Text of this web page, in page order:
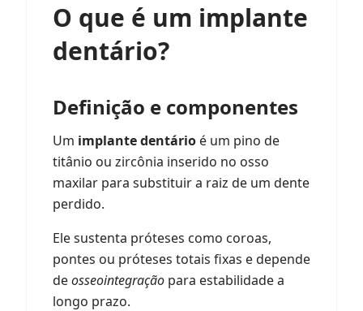
O que é um implante
dentário?
Definição e componentes
Um implante dentário é um pino de
titânio ou zircônia inserido no osso
maxilar para substituir a raiz de um dente
perdido.
Ele sustenta próteses como coroas,
pontes ou próteses totais fixas e depende
deosseointegração para estabilidade a
longo prazo.